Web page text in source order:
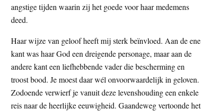
angstige tijden waarin zij het goede voor haar medemens
deed.
Haar wijze van geloof heeft mij sterk beïnvloed. Aan de ene
kant was haar God een dreigende personage, maar aan de
andere kant een liefhebbende vader die bescherming en
troost bood. Je moest daar wél onvoorwaardelijk in geloven.
Zodoende verwierf je vanuit deze levenshouding een enkele
reis naar de heerlijke eeuwigheid. Gaandeweg vertoonde het